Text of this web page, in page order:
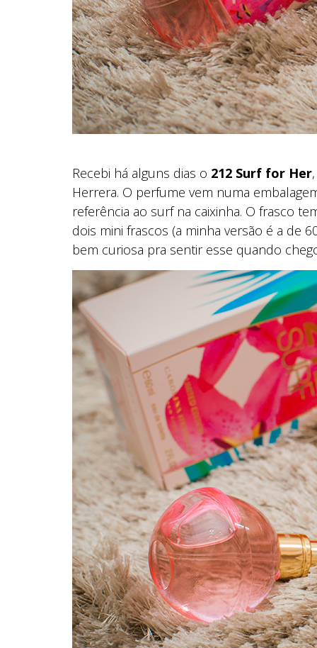
Recebi há alguns dias o 212 Surf for Her
Herrera. O perfume vem numa
referência ao surf na caixinha. O frasco
dois mini frascos (a minha versão é a de
bem curiosa pra sentir esse quando